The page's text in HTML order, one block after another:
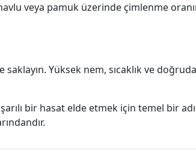
veya pamuk üzerinde çimlenme
Yüksek nem, sıcaklık ve
bir hasat elde etmek için temel bir